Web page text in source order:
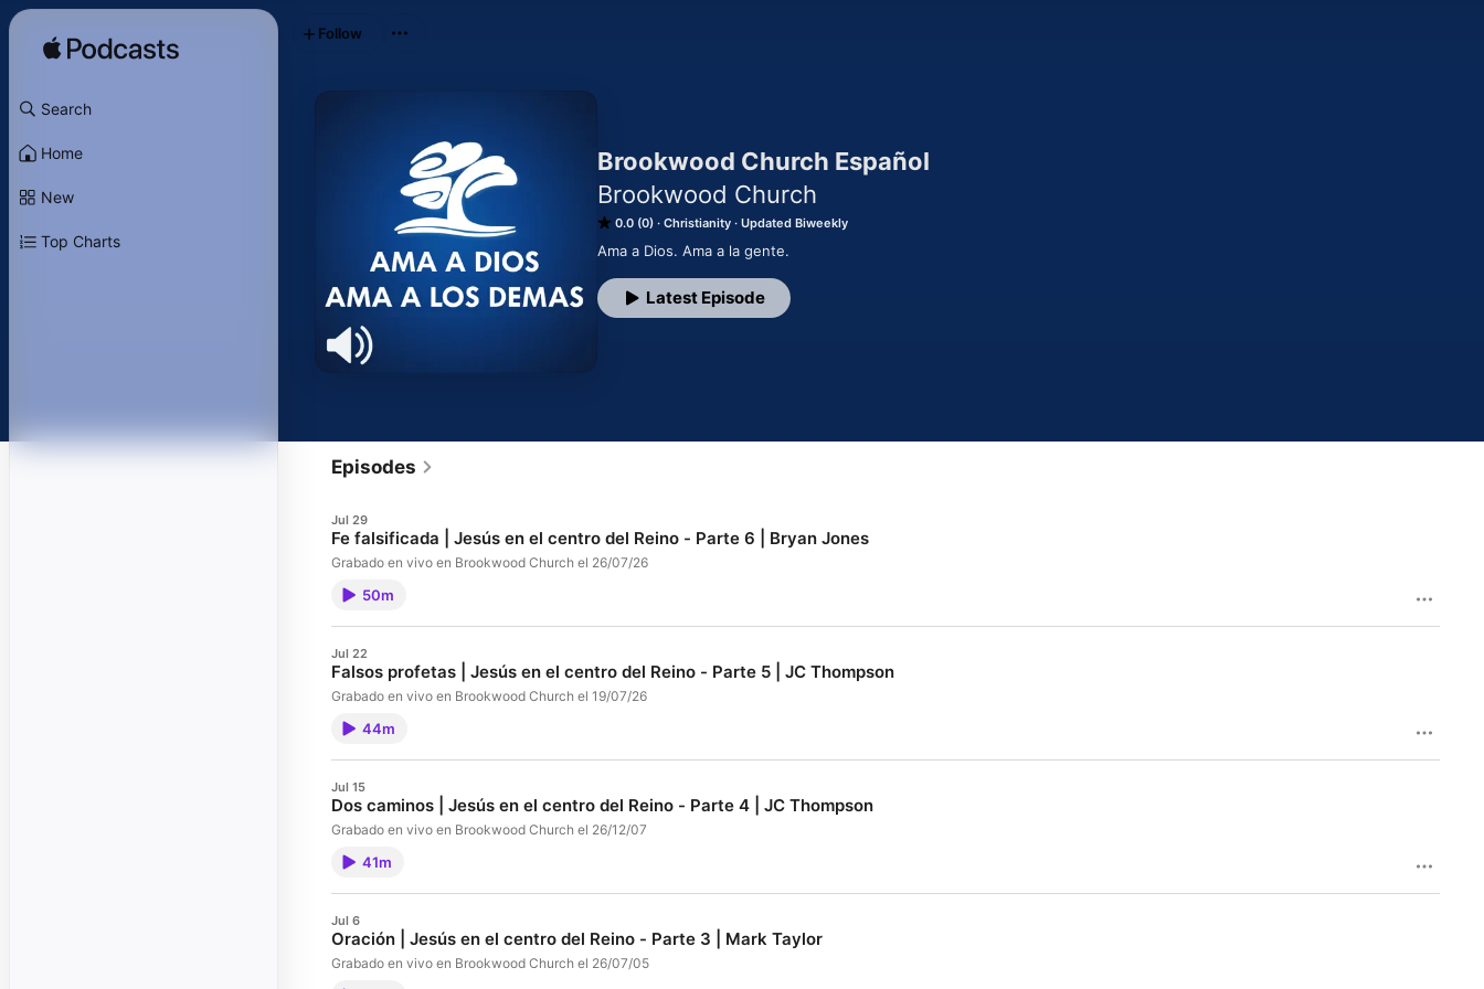
Search
Home
New
Top Charts
Brookwood Church Español
Brookwood Church
0.0 (0) Christianity Updated Biweekly
Ama a Dios. Ama a la gente.
Latest Episode
Follow
Episodes
Jul 29
Fe falsificada | Jesús en el centro del Reino - Parte 6 | Bryan Jones
Grabado en vivo en Brookwood Church el 26/07/26
50m
Jul 22
Falsos profetas | Jesús en el centro del Reino - Parte 5 | JC Thompson
Grabado en vivo en Brookwood Church el 19/07/26
44m
Jul 15
Dos caminos | Jesús en el centro del Reino - Parte 4 | JC Thompson
Grabado en vivo en Brookwood Church el 26/12/07
41m
Jul 6
Oración | Jesús en el centro del Reino - Parte 3 | Mark Taylor
Grabado en vivo en Brookwood Church el 26/07/05